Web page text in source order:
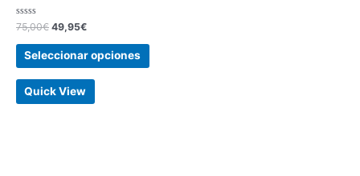
Valorado
con
0
de
75,00€ 49,95€
Seleccionar opciones
Quick View